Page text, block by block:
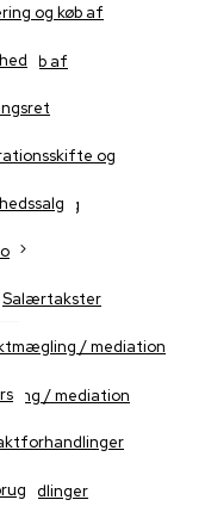
og køb af
og
Salærtakster
/ mediation
køb af
og
/ mediation